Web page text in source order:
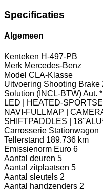
Specificaties
Algemeen
Kenteken H-497-PB
Merk Mercedes-Benz
Model CLA-Klasse
Uitvoering Shooting Brake
Solution (INCL-BTW) Aut.
LED | HEATED-
NAVI-FULLMAP |
SHIFTPADDLES |
Carrosserie Stationwagon
Tellerstand 189.736 km
Emissienorm Euro 6
Aantal deuren 5
Aantal zitplaatsen 5
Aantal sleutels 2
Aantal handzenders 2